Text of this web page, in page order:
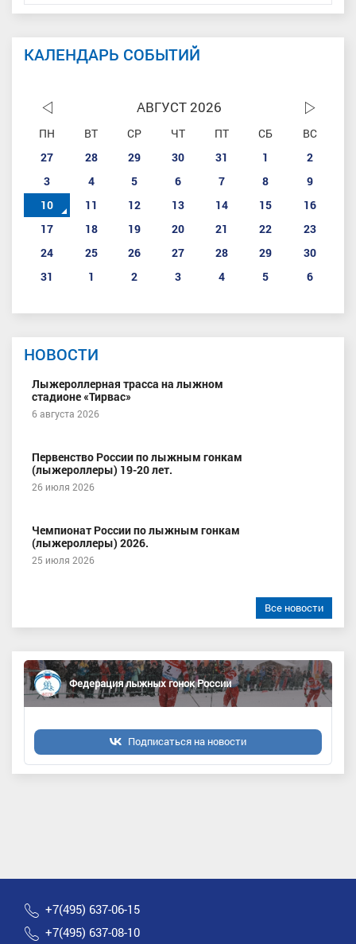
КАЛЕНДАРЬ СОБЫТИЙ
АВГУСТ 2026
ПН ВТ СР ЧТ ПТ СБ
ВС
27
28 29 30 31 1
2
3
4 5 6 7 8
9
10
11 12 13 14 15
16
17
18 19 20 21 22
23
24
25 26 27 28 29
30
31
1 2 3 4 5 6
НОВОСТИ
Лыжероллерная трасса на лыжном
стадионе «Тирвас»
6 августа 2026
Первенство России по лыжным гонкам
(лыжероллеры) 19-20 лет.
26 июля 2026
Чемпионат России по лыжным гонкам
(лыжероллеры) 2026.
25 июля 2026
Все новости
Федерация лыжных гонок России
Подписаться на новости
+7(495) 637-06-15
+7(495) 637-08-10